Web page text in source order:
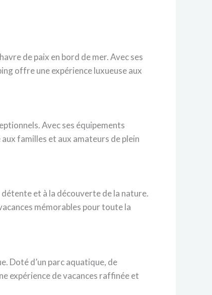
de paix en bord de mer. Avec ses
offre une expérience luxueuse aux
Avec ses équipements
familles et aux amateurs de plein
et à la découverte de la nature.
mémorables pour toute la
Doté d’un parc aquatique, de
expérience de vacances raffinée et